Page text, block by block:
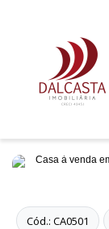
Cód.: CA0501